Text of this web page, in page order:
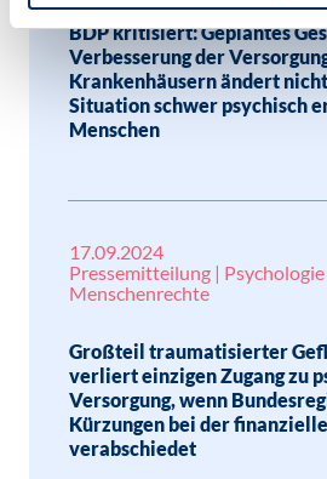
BDP kritisiert: Geplantes
Verbesserung der
Krankenhäusern ändert
Situation schwer psychisch
Menschen
17.09.2024
Pressemitteilung |
Menschenrechte
Großteil traumatisierter
verliert einzigen Zugang zu
Versorgung, wenn
Kürzungen bei der
verabschiedet